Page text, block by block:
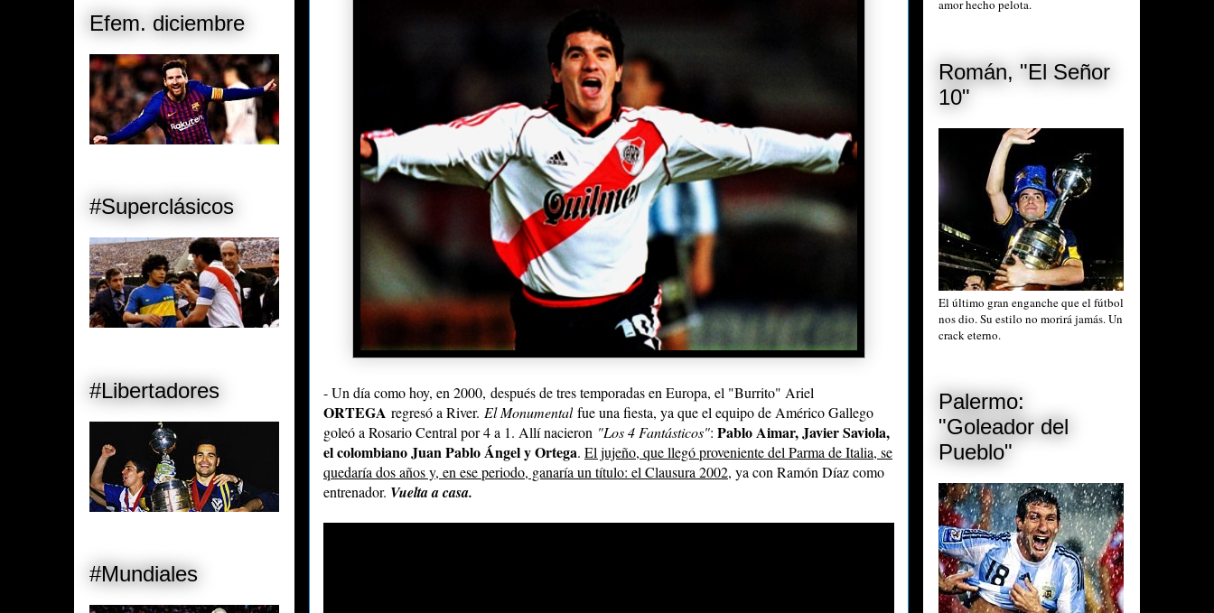
- Un día como hoy, en 2000, después de tres temporadas en Europa, el "Burrito" Ariel
ORTEGA regresó a River. El Monumental fue una fiesta, ya que el equipo de Américo Gallego
goleó a Rosario Central por 4 a 1. Allí nacieron "Los 4 Fantásticos": Pablo Aimar, Javier Saviola,
el colombiano Juan Pablo Ángel y Ortega. El jujeño, que llegó proveniente del Parma de Italia, se
quedaría dos años y, en ese periodo, ganaría un título: el Clausura 2002, ya con Ramón Díaz como
entrenador. Vuelta a casa.
Efem. diciembre
#Superclásicos
#Libertadores
#Mundiales
amor hecho pelota.
Román, "El Señor
10"
El último gran enganche que el fútbol
nos dio. Su estilo no morirá jamás. Un
crack eterno.
Palermo:
"Goleador del
Pueblo"